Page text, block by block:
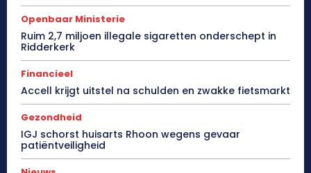
Openbaar Ministerie
Ruim 2,7 miljoen illegale sigaretten onderschept in
Ridderkerk
Financieel
Accell krijgt uitstel na schulden en zwakke fietsmarkt
Gezondheid
IGJ schorst huisarts Rhoon wegens gevaar
patiëntveiligheid